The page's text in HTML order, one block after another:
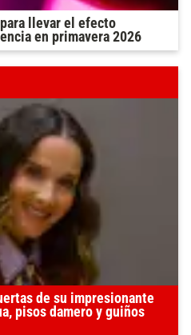
llevar el efecto
en primavera 2026
de su impresionante
pisos damero y guiños